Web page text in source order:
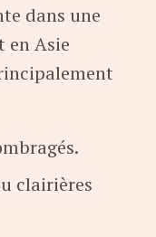
dans une
en Asie
clairières